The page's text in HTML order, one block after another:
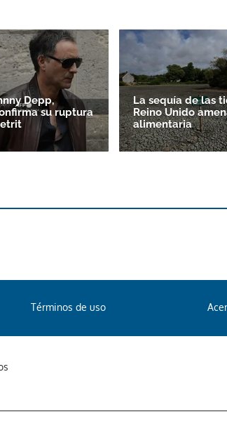
Depp,
su ruptura
La sequía de las
Reino Unido
alimentaria
Términos de uso